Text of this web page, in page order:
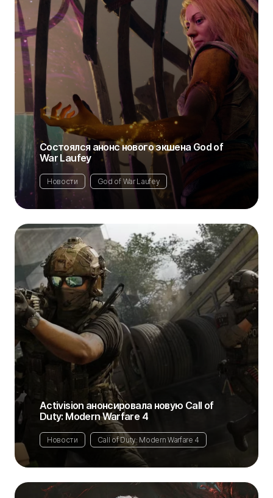
Состоялся анонс нового экшена God of
War Laufey
Новости God of War Laufey
Activision анонсировала новую Call of
Duty: Modern Warfare 4
Новости Call of Duty: Modern Warfare 4